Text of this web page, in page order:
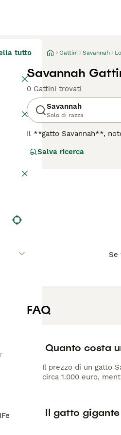
tutto Gattini Savannah
Savannah
0 Gattini trovati
Savannah
Solo di razza
Il **gatto Savannah**,
ricorda un piccolo
esotico. Il temperamento
attaccamento al
Adatto a chi ha spazio
proprietari esperti.
Salva ricerca
Se
FAQ
Quanto costa
Il prezzo di un gatto
circa 1.000 euro,
Il gatto